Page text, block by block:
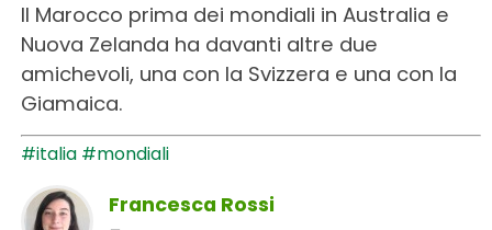
Il Marocco prima dei mondiali in Australia e
Nuova Zelanda ha davanti altre due
amichevoli, una con la Svizzera e una con la
Giamaica.
#italia #mondiali
Francesca Rossi